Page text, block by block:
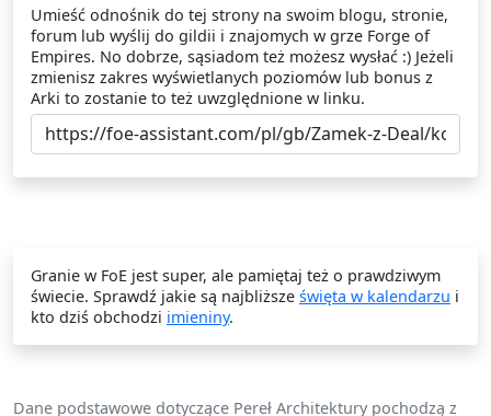
Umieść odnośnik do tej strony na swoim blogu, stronie,
forum lub wyślij do gildii i znajomych w grze Forge of
Empires. No dobrze, sąsiadom też możesz wysłać :) Jeżeli
zmienisz zakres wyświetlanych poziomów lub bonus z
Arki to zostanie to też uwzględnione w linku.
Granie w FoE jest super, ale pamiętaj też o prawdziwym
świecie. Sprawdź jakie są najbliższe święta w kalendarzu i
kto dziś obchodzi imieniny.
Dane podstawowe dotyczące Pereł Architektury pochodzą z